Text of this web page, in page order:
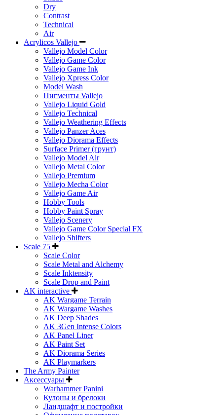
Dry
Contrast
Technical
Air
Acrylicos Vallejo
Vallejo Model Color
Vallejo Game Color
Vallejo Game Ink
Vallejo Xpress Color
Model Wash
Пигменты Vallejo
Vallejo Liquid Gold
Vallejo Technical
Vallejo Weathering Effects
Vallejo Panzer Aces
Vallejo Diorama Effects
Surface Primer (грунт)
Vallejo Model Air
Vallejo Metal Color
Vallejo Premium
Vallejo Mecha Color
Vallejo Game Air
Hobby Tools
Hobby Paint Spray
Vallejo Scenery
Vallejo Game Color Special FX
Vallejo Shifters
Scale 75
Scale Color
Scale Metal and Alchemy
Scale Inktensity
Scale Drop and Paint
AK interactive
AK Wargame Terrain
AK Wargame Washes
AK Deep Shades
AK 3Gen Intense Colors
AK Panel Liner
AK Paint Set
AK Diorama Series
AK Playmarkers
The Army Painter
Аксессуары
Warhammer Panini
Кулоны и брелоки
Ландшафт и постройки